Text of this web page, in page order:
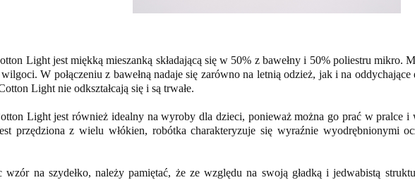
Light jest miękką mieszanką składającą się w 50% z bawełny i 50% poliestru mikro.
wilgoci. W połączeniu z bawełną nadaje się zarówno na letnią odzież, jak i na
Light nie odkształcają się i są trwałe.
Light jest również idealny na wyroby dla dzieci, ponieważ można go prać w pralce
przędziona z wielu włókien, robótka charakteryzuje się wyraźnie wyodrębnionymi
wzór na szydełko, należy pamiętać, że ze względu na swoją gładką i jedwabistą